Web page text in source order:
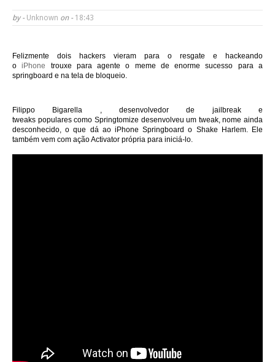
by - Unknown on - 18:43
Felizmente dois hackers vieram para o resgate e hackeando
o iPhone trouxe para agente o meme de enorme sucesso para a
springboard e na tela de bloqueio.
Filippo Bigarella , desenvolvedor de jailbreak e
tweaks popularescomo Springtomize desenvolveu um tweak, nome ainda
desconhecido, o que dá ao iPhone Springboard o Shake Harlem. Ele
também vem com ação Activator própria para iniciá-lo.